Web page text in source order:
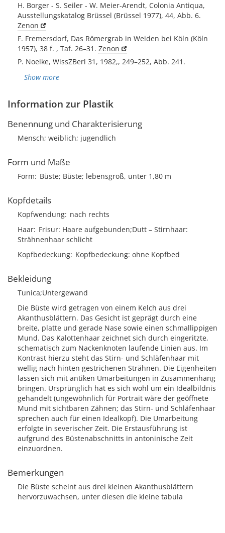
H. Borger - S. Seiler - W. Meier-Arendt, Colonia Antiqua,
Ausstellungskatalog Brüssel (Brüssel 1977), 44, Abb. 6.
Zenon
F. Fremersdorf, Das Römergrab in Weiden bei Köln (Köln
1957), 38 f. , Taf. 26–31. Zenon
P. Noelke, WissZBerl 31, 1982,, 249–252, Abb. 241.
Show more
Information zur Plastik
Benennung und Charakterisierung
Mensch; weiblich; jugendlich
Form und Maße
Form Büste; Büste; lebensgroß, unter 1,80 m
Kopfdetails
Kopfwendung nach rechts
Haar Frisur Haare aufgebunden;Dutt
Stirnhaar
Strähnenhaar schlicht
Kopfbedeckung Kopfbedeckung: ohne Kopfbed
Bekleidung
Tunica;Untergewand
Die Büste wird getragen von einem Kelch aus drei
Akanthusblättern. Das Gesicht ist geprägt durch eine
breite, platte und gerade Nase sowie einen schmallippigen
Mund. Das Kalottenhaar zeichnet sich durch eingeritzte,
schematisch zum Nackenknoten laufende Linien aus. Im
Kontrast hierzu steht das Stirn- und Schläfenhaar mit
wellig nach hinten gestrichenen Strähnen. Die Eigenheiten
lassen sich mit antiken Umarbeitungen in Zusammenhang
bringen. Ursprünglich hat es sich wohl um ein Idealbildnis
gehandelt (ungewöhnlich für Portrait wäre der geöffnete
Mund mit sichtbaren Zähnen; das Stirn- und Schläfenhaar
sprechen auch für einen Idealkopf). Die Umarbeitung
erfolgte in severischer Zeit. Die Erstausführung ist
aufgrund des Büstenabschnitts in antoninische Zeit
einzuordnen.
Bemerkungen
Die Büste scheint aus drei kleinen Akanthusblättern
hervorzuwachsen, unter diesen die kleine tabula